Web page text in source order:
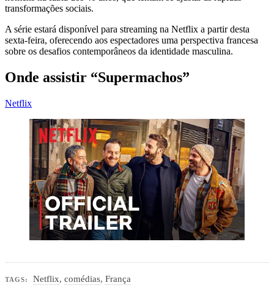
transformações sociais.
A série estará disponível para streaming na Netflix a partir desta
sexta-feira, oferecendo aos espectadores uma perspectiva francesa
sobre os desafios contemporâneos da identidade masculina.
Onde assistir “Supermachos”
Netflix
TAGS: Netflix,comédias,França